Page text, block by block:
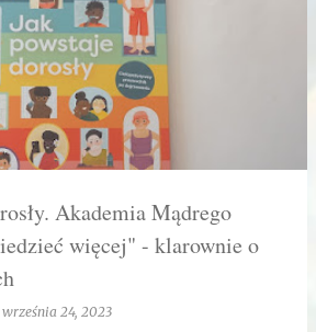
Akademia Mądrego
więcej" - klarownie o
września 24, 2023